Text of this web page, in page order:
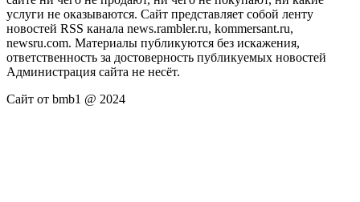
услуги не оказываются. Сайт представляет собой ленту
новостей RSS канала news.rambler.ru, kommersant.ru,
newsru.com. Материалы публикуются без искажения,
ответственность за достоверность публикуемых новостей
Администрация сайта не несёт.
Сайт от bmb1 @ 2024